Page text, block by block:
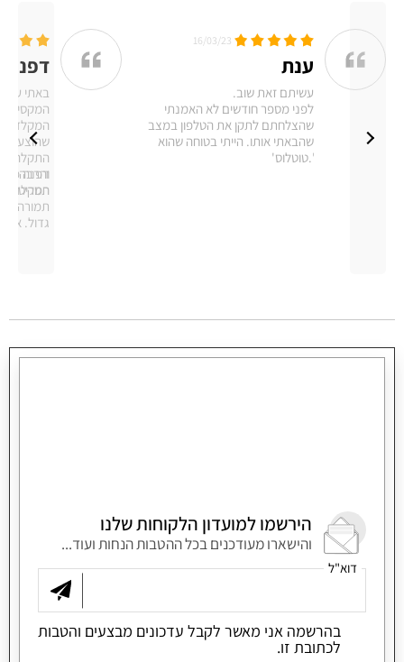
16/03/23
ענת
עשיתם זאת שוב.
לפני מספר חודשים לא האמנתי
שהצלחתם לתקן את הטלפון במצב
שהבאתי אותו. הייתי בטוחה שהוא
'.טוטלוס'
דפנה
באתי עם
המקסים
המקלדת
שהוצע לי
והרבה
המקלדת.
תמורה,
גדול.
דפנה
הירשמו למועדון הלקוחות שלנו
והישארו מעודכנים בכל ההטבות הנחות ועוד...
דוא"ל
בהרשמה אני מאשר לקבל עדכונים מבצעים והטבות
לכתובת זו.